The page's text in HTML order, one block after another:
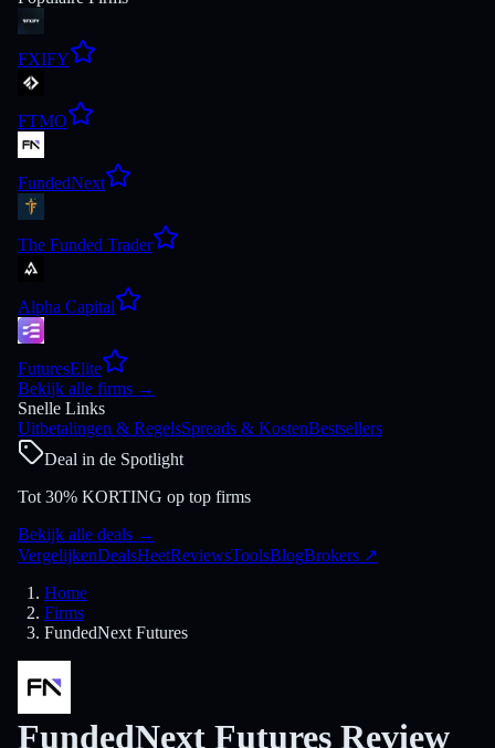
FXIFY
FTMO
FundedNext
The Funded Trader
Alpha Capital
FuturesElite
Bekijk alle firms →
Snelle Links
Uitbetalingen & RegelsSpreads & KostenBestsellers
Deal in de Spotlight
Tot 30% KORTING op top firms
Bekijk alle deals →
VergelijkenDealsHeetReviewsToolsBlogBrokers ↗
Home
Firms
FundedNext Futures
FundedNext Futures Review